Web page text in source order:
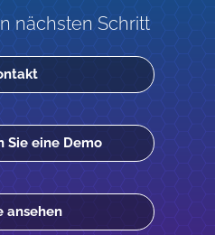
nächsten Schritt
Sie eine Demo
ansehen